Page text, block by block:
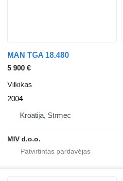
MAN TGA 18.480
5 900 €
Vilkikas
2004
Kroatija, Strmec
MIV d.o.o.